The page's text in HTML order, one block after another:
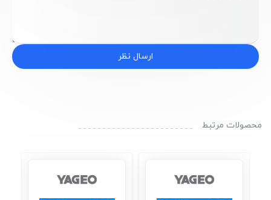
ارسال نظر
محصولات مرتبط